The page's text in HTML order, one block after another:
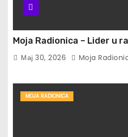
Moja Radionica – Lider u
Мај 30, 2026 Moja
MOJA RADIONICA